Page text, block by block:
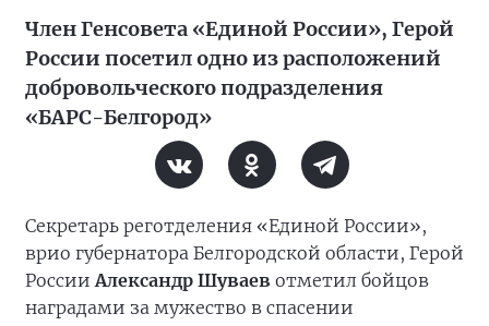
Член Генсовета «Единой России», Герой
России посетил одно из расположений
добровольческого подразделения
«БАРС-Белгород»
Секретарь реготделения «Единой России»,
врио губернатора Белгородской области, Герой
РоссииАлександр Шуваев отметил бойцов
наградами за мужество в спасении